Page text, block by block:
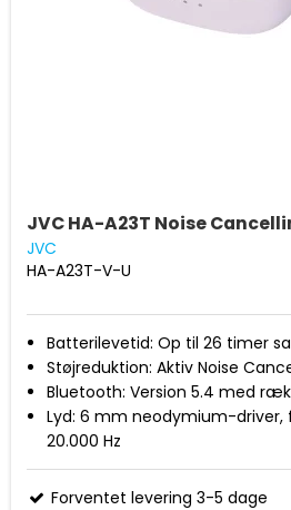
JVC HA-A23T Noise
JVC
HA-A23T-V-U
Batterilevetid: Op til 26 timer
Støjreduktion: Aktiv Noise
Bluetooth: Version 5.4 med
Lyd: 6 mm neodymium-driver,
20.000 Hz
Funktioner: Lav latenstid
kontrol, USB‑C opladning,
Forventet levering 3-5 dage